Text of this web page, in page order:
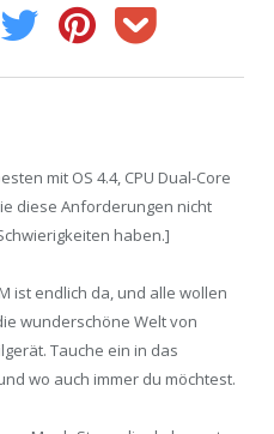
mit OS 4.4, CPU Dual-Core
diese Anforderungen nicht
haben.]
ist endlich da, und alle wollen
wunderschöne Welt von
Tauche ein in das
wo auch immer du möchtest.